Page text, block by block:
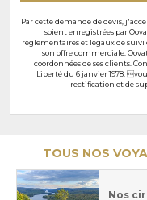
Par cette demande de devis,
soient enregistrées par
réglementaires et légaux de
son offre commerciale.
coordonnées de ses clients.
Liberté du 6 janvier 1978,
rectification et de
TOUS NOS
Nos